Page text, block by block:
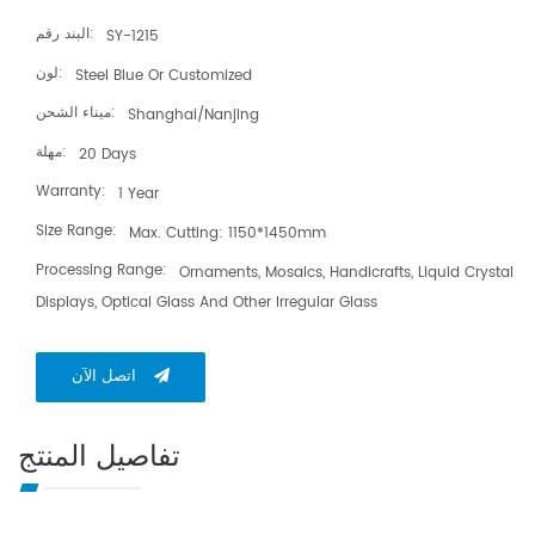
البند رقم: SY-1215
لون: Steel Blue Or Customized
ميناء الشحن: Shanghai/Nanjing
مهلة: 20 Days
Warranty: 1 Year
Size Range:
Max. Cutting: 1150*1450mm
Processing Range: Ornaments, Mosaics, Handicrafts, Liquid Crystal
Displays, Optical Glass And Other Irregular Glass
اتصل الآن
تفاصيل المنتج